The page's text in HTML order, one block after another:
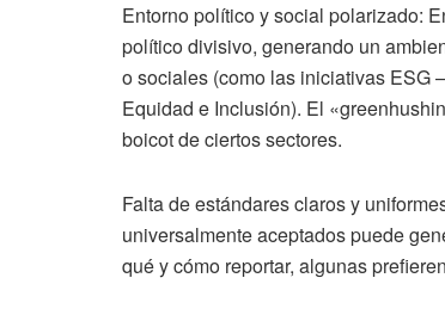
Entorno político y social polarizado:
político divisivo, generando un
o sociales (como las iniciativas ESG
Equidad e Inclusión). El
boicot de ciertos sectores.
Falta de estándares claros y
universalmente aceptados puede
qué y cómo reportar, algunas